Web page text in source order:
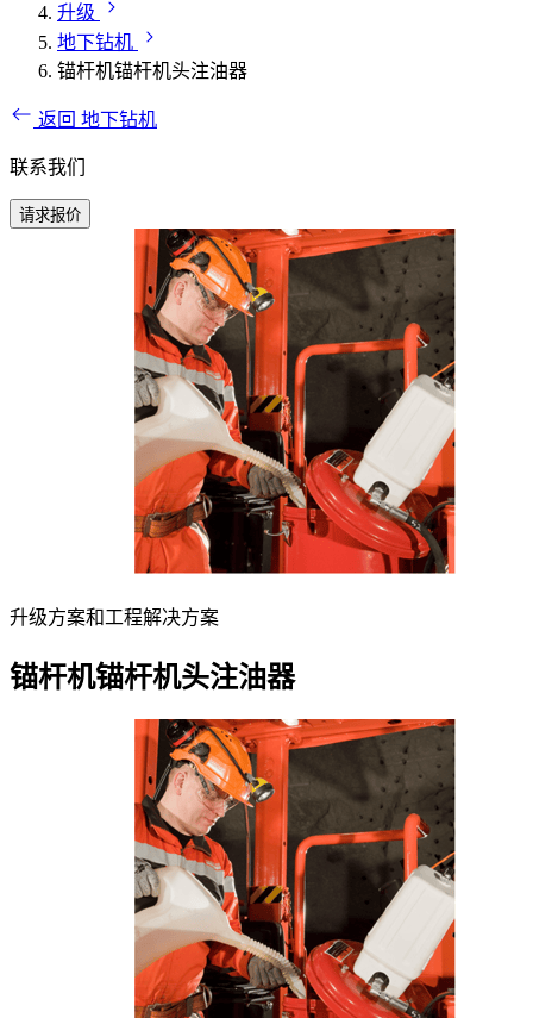
升级
地下钻机
锚杆机锚杆机头注油器
返回 地下钻机
联系我们
请求报价
升级方案和工程解决方案
锚杆机锚杆机头注油器